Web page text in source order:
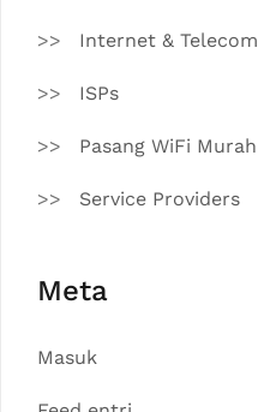
Internet & Telecom
ISPs
Pasang WiFi Murah
Service Providers
Meta
Masuk